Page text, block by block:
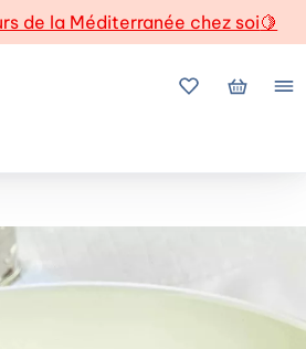
de la Méditerranée chez soi🍋
Mes favoris
Mon